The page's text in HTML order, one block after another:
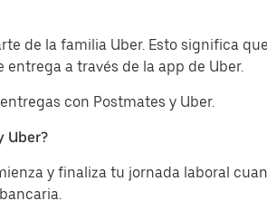
de la familia Uber. Esto significa
a través de la app de Uber.
con Postmates y Uber.
Uber?
y finaliza tu jornada laboral